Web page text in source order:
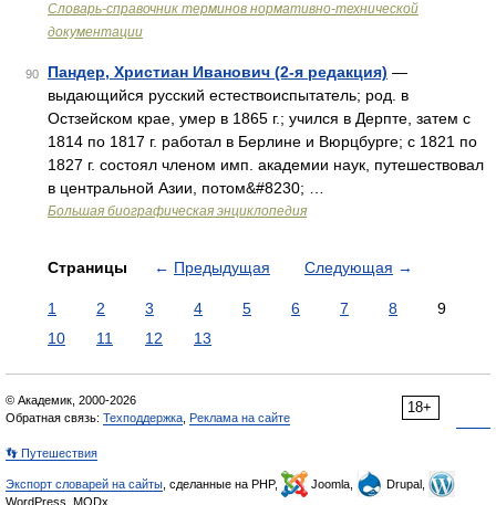
Словарь-справочник терминов нормативно-технической
документации
90 Пандер, Христиан Иванович (2-я редакция) —
выдающийся русский естествоиспытатель; род. в
Остзейском крае, умер в 1865 г.; учился в Дерпте, затем с
1814 по 1817 г. работал в Берлине и Вюрцбурге; с 1821 по
1827 г. состоял членом имп. академии наук, путешествовал
в центральной Азии, потом&#8230; …
Большая биографическая энциклопедия
Страницы ← Предыдущая Следующая →
1 2 3 4 5 6 7 8
9
10
11 12 13
18+
© Академик, 2000-2026
Обратная связь: Техподдержка Реклама на сайте
👣 Путешествия
Экспорт словарей на сайты , сделанные на PHP, Joomla,
Drupal,
WordPress, MODx.